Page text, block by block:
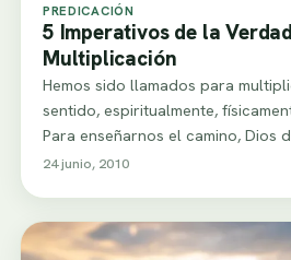
PREDICACIÓN
5 Imperativos de la
Multiplicación
Hemos sido llamados para
sentido, espiritualmente,
Para enseñarnos el camino, Dios
24 junio, 2010